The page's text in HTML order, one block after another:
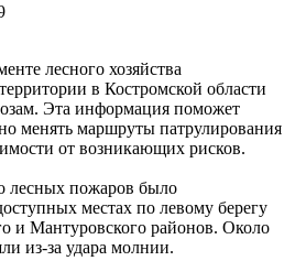
лесного хозяйства
в Костромской области
Эта информация поможет
менять маршруты патрулирования
от возникающих рисков.
лесных пожаров было
местах по левому берегу
и Мантуровского районов. Около
из-за удара молнии.